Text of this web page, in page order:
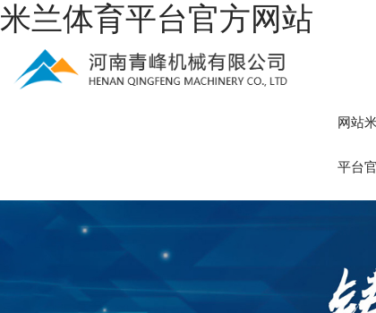
米兰体育平台官方网站
网站
平台